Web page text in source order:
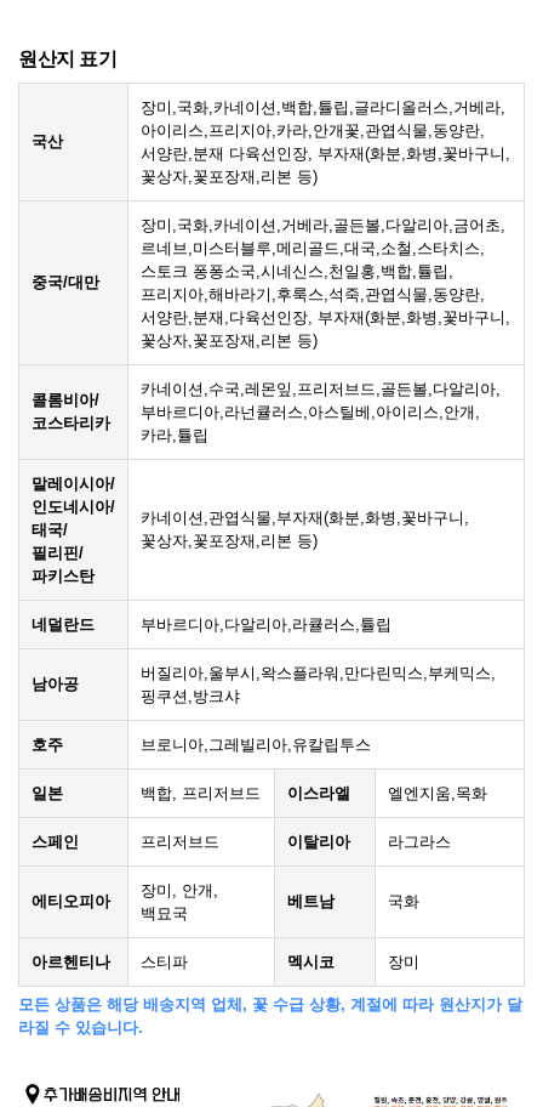
원산지 표기
국산
장미,국화,카네이션,백합,튤립,글라디올러스,거베라,
아이리스,프리지아,카라,안개꽃,관엽식물,동양란,
서양란,분재 다육선인장, 부자재(화분,화병,꽃바구니,
꽃상자,꽃포장재,리본 등)
중국/대만
장미,국화,카네이션,거베라,골든볼,다알리아,금어초,
르네브,미스터블루,메리골드,대국,소철,스타치스,
스토크 퐁퐁소국,시네신스,천일홍,백합,튤립,
프리지아,해바라기,후룩스,석죽,관엽식물,동양란,
서양란,분재,다육선인장, 부자재(화분,화병,꽃바구니,
꽃상자,꽃포장재,리본 등)
콜롬비아/
코스타리카
카네이션,수국,레몬잎,프리저브드,골든볼,다알리아,
부바르디아,라넌큘러스,아스틸베,아이리스,안개,
카라,튤립
말레이시아/
인도네시아/
태국/
필리핀/
파키스탄
카네이션,관엽식물,부자재(화분,화병,꽃바구니,
꽃상자,꽃포장재,리본 등)
네덜란드 부바르디아,다알리아,라큘러스,튤립
남아공
버질리아,울부시,왁스플라워,만다린믹스,부케믹스,
핑쿠션,방크샤
호주 브로니아,그레빌리아,유칼립투스
일본 백합, 프리저브드 이스라엘 엘엔지움,목화
스페인 프리저브드 이탈리아 라그라스
에티오피아
장미, 안개,
백묘국
베트남 국화
아르헨티나 스티파 멕시코 장미
모든 상품은 해당 배송지역 업체, 꽃 수급 상황, 계절에 따라 원산지가 달
라질 수 있습니다.